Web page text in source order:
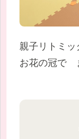
親子リトミ
お花の冠で